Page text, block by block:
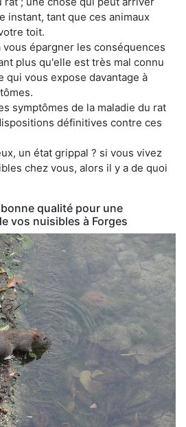
instant, tant que ces animaux
toit.
épargner les conséquences
plus qu'elle est très mal connu
qui vous expose davantage à
symptômes de la maladie du rat
définitives contre ces
un état grippal ? si vous vivez
chez vous, alors il y a de quoi
qualité pour une
vos nuisibles à Forges